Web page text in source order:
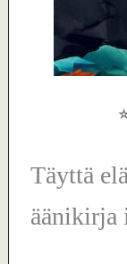
Täyttä
äänikirja